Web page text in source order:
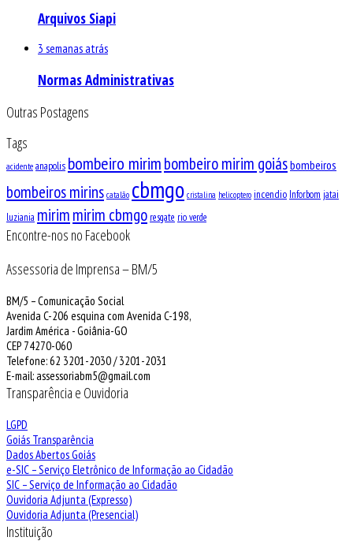
Arquivos Siapi
3 semanas atrás
Normas Administrativas
Outras Postagens
Tags
acidente anapolis bombeiro mirimbombeiro mirim goiásbombeiros
bombeiros mirins catalão cbmgo cristalina helicoptero incendio Inforbom jatai
luziania mirimmirim cbmgo resgate rio verde
Encontre-nos no Facebook
Assessoria de Imprensa – BM/5
BM/5 – Comunicação Social
Avenida C-206 esquina com Avenida C-198,
Jardim América - Goiânia-GO
CEP 74270-060
Telefone: 62 3201-2030 / 3201-2031
E-mail: assessoriabm5@gmail.com
Transparência e Ouvidoria
LGPD
Goiás Transparência
Dados Abertos Goiás
e-SIC – Serviço Eletrônico de Informação ao Cidadão
SIC – Serviço de Informação ao Cidadão
Ouvidoria Adjunta (Expresso)
Ouvidoria Adjunta (Presencial)
Instituição